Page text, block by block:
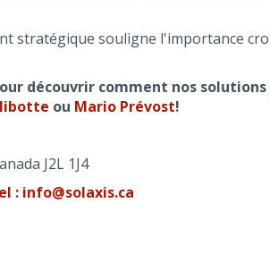
stratégique souligne l'importance
découvrir comment nos
ou Mario Prévost!
J2L 1J4
: info@solaxis.ca